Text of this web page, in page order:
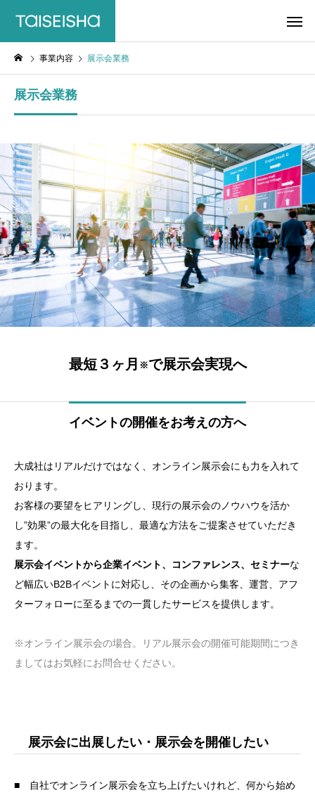
事業内容 展示会業務
展示会業務
最短３ヶ月 ※で展示会実現へ
イベントの開催をお考えの方へ
大成社はリアルだけではなく、オンライン展示会にも力を入れて
おります。
お客様の要望をヒアリングし、現行の展示会のノウハウを活か
し”効果”の最大化を目指し、最適な方法をご提案させていただき
ます。
展示会イベントから企業イベント、コンファレンス、セミナーな
ど幅広いB2Bイベントに対応し、その企画から集客、運営、アフ
ターフォローに至るまでの一貫したサービスを提供します。
※オンライン展示会の場合。リアル展示会の開催可能期間につき
ましてはお気軽にお問合せください。
展示会に出展したい・展示会を開催したい
■ 自社でオンライン展示会を立ち上げたいけれど、何から始め